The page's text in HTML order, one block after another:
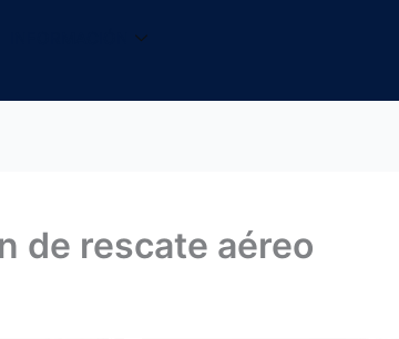
de rescate aéreo